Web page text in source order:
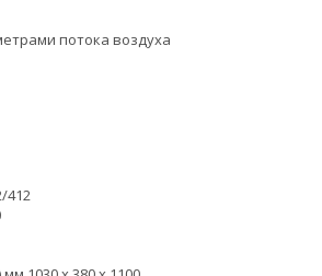
потока воздуха
412